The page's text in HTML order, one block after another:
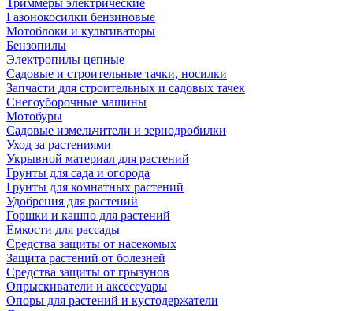
Триммеры электрические
Газонокосилки бензиновые
Мотоблоки и культиваторы
Бензопилы
Электропилы цепные
Садовые и строительные тачки, носилки
Запчасти для строительных и садовых тачек
Снегоуборочные машины
Мотобуры
Садовые измельчители и зернодробилки
Уход за растениями
Укрывной материал для растений
Грунты для сада и огорода
Грунты для комнатных растений
Удобрения для растений
Горшки и кашпо для растений
Ёмкости для рассады
Средства защиты от насекомых
Защита растений от болезней
Средства защиты от грызунов
Опрыскиватели и аксессуары
Опоры для растений и кустодержатели